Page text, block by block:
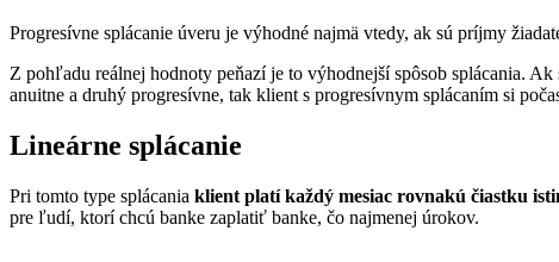
Progresívne splácanie úveru je výhodné najmä vtedy, ak sú príjmy
Z pohľadu reálnej hodnoty peňazí je to výhodnejší spôsob splácania.
anuitne a druhý progresívne, tak klient s progresívnym splácaním si
Lineárne splácanie
Pri tomto type splácania klient platí každý mesiac rovnakú čiastku
pre ľudí, ktorí chcú banke zaplatiť banke, čo najmenej úrokov.